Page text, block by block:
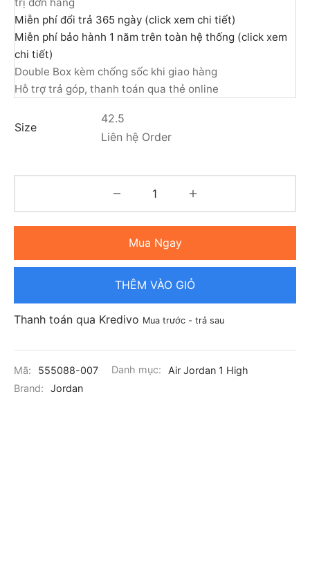
trị đơn hàng
Miễn phí đổi trả 365 ngày (click xem chi tiết)
Miễn phí bảo hành 1 năm trên toàn hệ thống (click xem
chi tiết)
Double Box kèm chống sốc khi giao hàng
Hỗ trợ trả góp, thanh toán qua thẻ online
Size
42.5
Liên hệ Order
Mua Ngay
THÊM VÀO GIỎ
Thanh toán qua Kredivo Mua trước - trả sau
Mã: 555088-007 Danh mục:
Air Jordan 1 High
Brand:
Jordan